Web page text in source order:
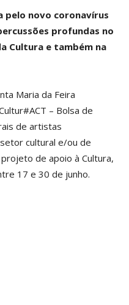
pelo novo coronavírus
profundas no
Cultura e também na
Maria da Feira
– Bolsa de
de artistas
cultural e/ou de
de apoio à Cultura,
17 e 30 de junho.